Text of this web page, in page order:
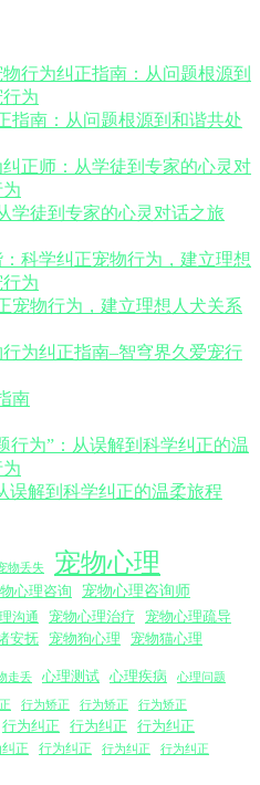
指南：从问题根源到和谐共处
学徒到专家的心灵对话之旅
宠物行为，建立理想人犬关系
南
误解到科学纠正的温柔旅程
物丢失 宠物心理
心理咨询 宠物心理咨询师
沟通 宠物心理治疗
宠物心理疏导
安抚 宠物狗心理 宠物猫心理
走丢 心理测试 心理疾病 心理问题
行为矫正 行为矫正 行为矫正
行为纠正 行为纠正
行为纠正
正 行为纠正 行为纠正 行为纠正